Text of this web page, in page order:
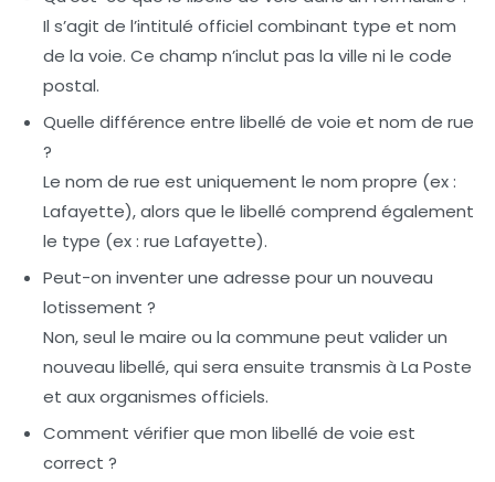
Il s’agit de l’intitulé officiel combinant type et nom
de la voie. Ce champ n’inclut pas la ville ni le code
postal.
Quelle différence entre libellé de voie et nom de rue
?
Le nom de rue est uniquement le nom propre (ex :
Lafayette), alors que le libellé comprend également
le type (ex : rue Lafayette).
Peut-on inventer une adresse pour un nouveau
lotissement ?
Non, seul le maire ou la commune peut valider un
nouveau libellé, qui sera ensuite transmis à La Poste
et aux organismes officiels.
Comment vérifier que mon libellé de voie est
correct ?